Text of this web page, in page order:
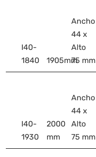
I40-
1840
1905mm
Ancho
44 x
Alto
75 mm
I40-
1930
2000
mm
Ancho
44 x
Alto
75 mm